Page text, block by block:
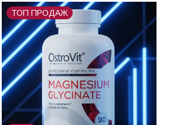
ТОП ПРОДАЖ